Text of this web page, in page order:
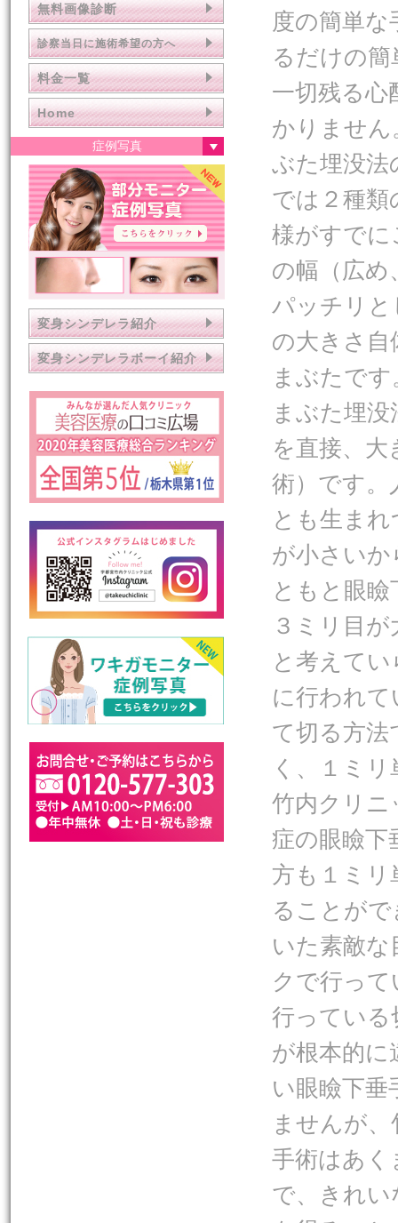
無料画像診断
診察当日に施術希望の方へ
料金一覧
Home
症例写真
変身シンデレラ紹介
変身シンデレラボーイ紹介
度の簡単
るだけの
一切残る
かりませ
ぶた埋没
では２種類
様がすでに
の幅（広め
パッチリ
の大きさ
まぶたで
まぶた埋
を直接、
術）です。
とも生ま
が小さい
ともと眼
３ミリ目
と考えて
に行われ
て切る方法
く、１ミ
竹内クリニ
症の眼瞼
方も１ミ
ることが
いた素敵
クで行っ
行っている
が根本的
い眼瞼下
ませんが
手術はあく
で、きれい